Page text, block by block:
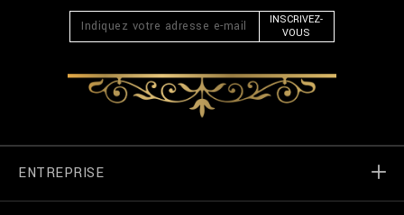
INSCRIVEZ-
VOUS
ENTREPRISE